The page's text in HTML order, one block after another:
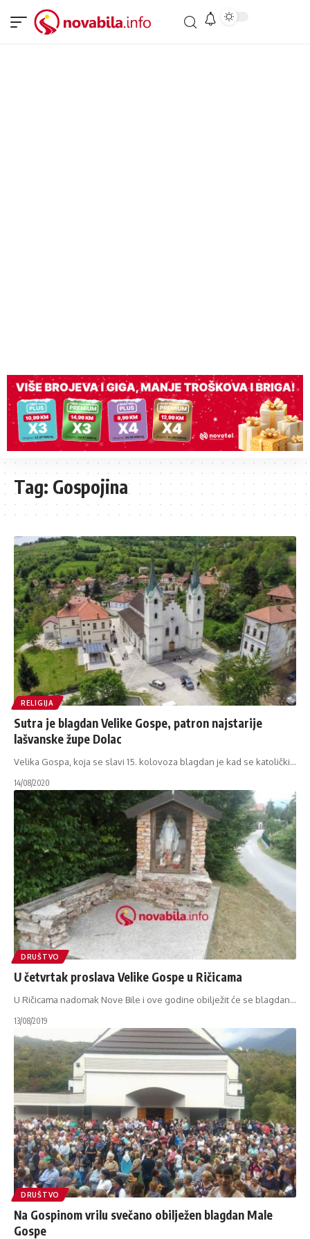
Tag: Gospojina
RELIGIJA
Sutra je blagdan Velike Gospe, patron najstarije
lašvanske župe Dolac
Velika Gospa, koja se slavi 15. kolovoza blagdan je kad se katolički…
14/08/2020
DRUŠTVO
U četvrtak proslava Velike Gospe u Ričicama
U Ričicama nadomak Nove Bile i ove godine obilježit će se blagdan…
13/08/2019
DRUŠTVO
Na Gospinom vrilu svečano obilježen blagdan Male
Gospe